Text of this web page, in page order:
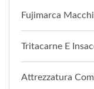
Fujimarca
Tritacarne E
Attrezzatura